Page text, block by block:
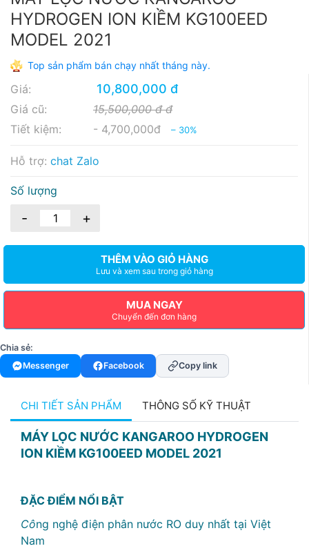
HYDROGEN ION KIỀM KG100EED
MODEL 2021
Top sản phẩm bán chạy nhất tháng này.
Giá: 10,800,000 đ
Giá cũ:
15,500,000 đ đ
Tiết kiệm:
- 4,700,000đ – 30%
Hỗ trợ: chat Zalo
Số lượng
- +
THÊM VÀO GIỎ HÀNG
Lưu và xem sau trong giỏ hàng
MUA NGAY
Chuyển đến đơn hàng
Chia sẻ:
Messenger
Facebook Copy link
CHI TIẾT SẢN PHẨM THÔNG SỐ KỸ THUẬT
MÁY LỌC NƯỚC KANGAROO HYDROGEN
ION KIỀM KG100EED MODEL 2021
ĐẶC ĐIỂM NỔI BẬT
Công nghệ điện phân nước RO duy nhất tại Việt
Nam